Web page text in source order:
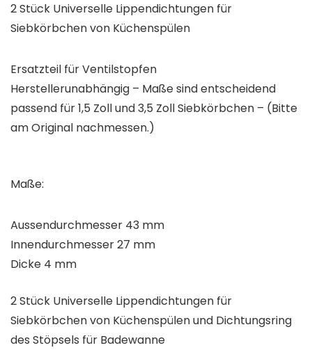
2 Stück Universelle Lippendichtungen für
Siebkörbchen von Küchenspülen
Ersatzteil für Ventilstopfen
Herstellerunabhängig – Maße sind entscheidend
passend für 1,5 Zoll und 3,5 Zoll Siebkörbchen – (Bitte
am Original nachmessen.)
Maße:
Aussendurchmesser 43 mm
Innendurchmesser 27 mm
Dicke 4 mm
2 Stück Universelle Lippendichtungen für
Siebkörbchen von Küchenspülen und Dichtungsring
des Stöpsels für Badewanne